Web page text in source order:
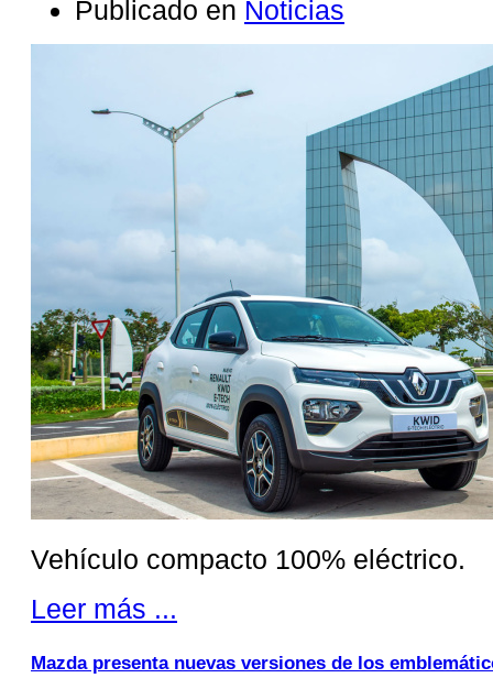
Publicado en Noticias
Vehículo compacto 100% eléctrico.
Leer más ...
Mazda presenta nuevas versiones de los